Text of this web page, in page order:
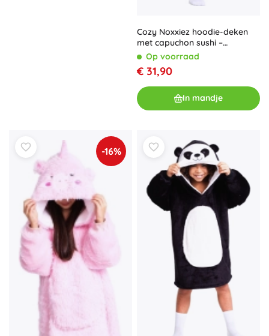
Cozy Noxxiez hoodie-deken
met capuchon sushi –
oversized draagbare deken
Op voorraad
€ 31,90
In mandje
-16%